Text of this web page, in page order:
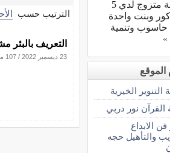
الترتيب حسب
التعريف بالبئر
23 ديسمبر 2022 / 107 مشاهدة
- الادبعة متزوج لدي 5
ذكور وبنت واحدة
وتنمية
»
الموقع
التنوير الخيرية
القرآن نور دربي
الابداع
والتأهيل حجه